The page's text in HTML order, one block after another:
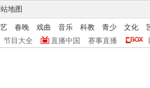
地图
春晚 戏曲 音乐 科教 青少 文化
节目大全 直播中国 赛事直播